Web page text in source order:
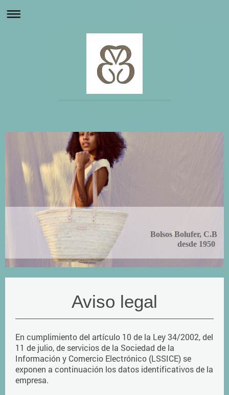
Bolsos Bolufer, C.B
desde 1950
Aviso legal
En cumplimiento del artículo 10 de la Ley 34/2002, del
11 de julio, de servicios de la Sociedad de la
Información y Comercio Electrónico (LSSICE) se
exponen a continuación los datos identificativos de la
empresa.